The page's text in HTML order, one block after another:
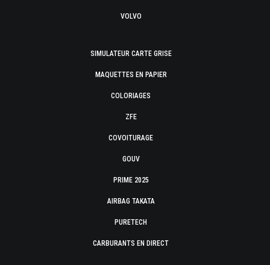
VOLVO
SIMULATEUR CARTE GRISE
MAQUETTES EN PAPIER
COLORIAGES
ZFE
COVOITURAGE
GOUV
PRIME 2025
AIRBAG TAKATA
PURETECH
CARBURANTS EN DIRECT